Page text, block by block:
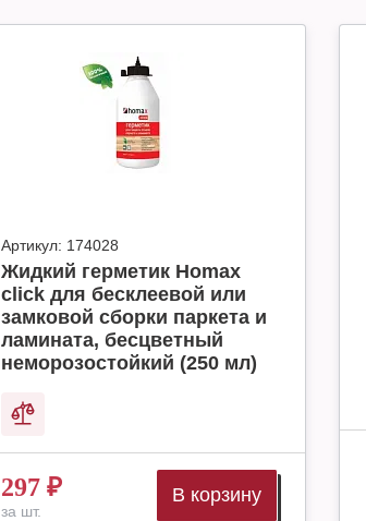
Артикул: 174028
Жидкий герметик Homax
click для бесклеевой или
замковой сборки паркета и
ламината, бесцветный
неморозостойкий (250 мл)
297 ₽
за шт.
В корзину